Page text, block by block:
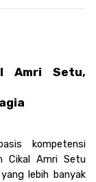
Amri Setu,
kompetensi
Cikal Amri Setu
lebih banyak